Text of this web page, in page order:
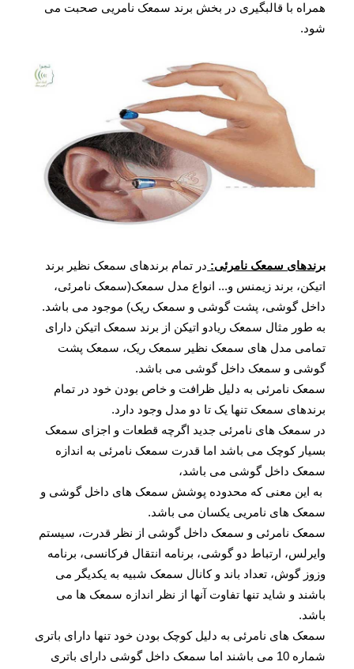
همراه با قالبگیری در بخش برند سمعک نامریی صحبت می
شود.
برندهای سمعک نامرئی: در تمام برندهای سمعک نظیر برند
اتیکن، برند زیمنس و... انواع مدل سمعک(سمعک نامرئی،
داخل گوشی، پشت گوشی و سمعک ریک) موجود می باشد.
به طور مثال سمعک ریادو اتیکن از برند سمعک اتیکن دارای
تمامی مدل های سمعک نظیر سمعک ریک، سمعک پشت
گوشی و سمعک داخل گوشی می باشد.
سمعک نامرئی به دلیل ظرافت و خاص بودن خود در تمام
برندهای سمعک تنها یک تا دو مدل وجود دارد.
در سمعک های نامرئی جدید اگرچه قطعات و اجزای سمعک
بسیار کوچک می باشد اما قدرت سمعک نامرئی به اندازه
سمعک داخل گوشی می باشد،
به این معنی که محدوده پوشش سمعک های داخل گوشی و
سمعک های نامریی یکسان می باشد.
سمعک نامرئی و سمعک داخل گوشی از نظر قدرت، سیستم
وایرلس، ارتباط دو گوشی، برنامه انتقال فرکانسی، برنامه
وزوز گوش، تعداد باند و کانال سمعک شبیه به یکدیگر می
باشند و شاید تنها تفاوت آنها از نظر اندازه سمعک ها می
باشد.
سمعک های نامرئی به دلیل کوچک بودن خود تنها دارای باتری
شماره 10 می باشند اما سمعک داخل گوشی دارای باتری